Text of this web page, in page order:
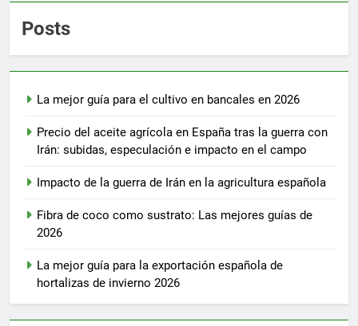
Posts
La mejor guía para el cultivo en bancales en 2026
Precio del aceite agrícola en España tras la guerra con
Irán: subidas, especulación e impacto en el campo
Impacto de la guerra de Irán en la agricultura española
Fibra de coco como sustrato: Las mejores guías de
2026
La mejor guía para la exportación española de
hortalizas de invierno 2026